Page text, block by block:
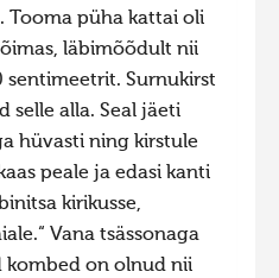
Tooma püha kattai oli
läbimõõdult nii
sentimeetrit. Surnukirst
selle alla. Seal jäeti
hüvasti ning kirstule
peale ja edasi kanti
kirikusse,
Vana tsässonaga
kombed on olnud nii